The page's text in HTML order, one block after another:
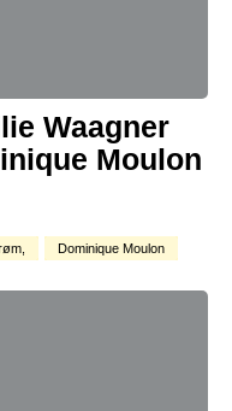
Waagner
Moulon
Dominique Moulon